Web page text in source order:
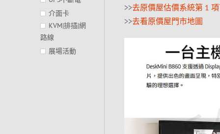
>>去原價屋估價系統第 1
>>去看原價屋門市地圖
介面卡
KVM|排插|網
路線
展場活動